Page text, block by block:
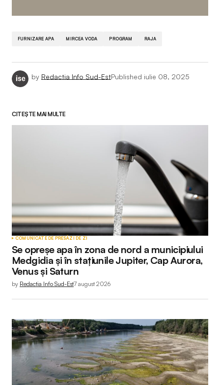
FURNIZARE APA MIRCEA VODA PROGRAM RAJA
by Redactia Info Sud-EstPublished iulie 08, 2025
CITEȘTE MAI MULTE
COMUNICATE DE PRESĂZI DE ZI
Se opreșe apa în zona de nord a municipiului
Medgidia și în stațiunile Jupiter, Cap Aurora,
Venus și Saturn
by Redactia Info Sud-Est7 august 2026